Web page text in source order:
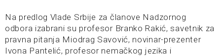
Na predlog Vlade Srbije za članove Nadzornog
odbora izabrani su profesor Branko Rakić, savetnik za
pravna pitanja Miodrag Savović, novinar-prezenter
Ivona Pantelić, profesor nemačkog jezika i